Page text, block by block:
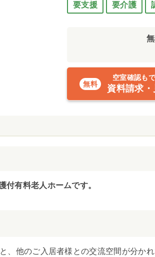
要支援 要介護
空室確認も
資料請求
付有料老人ホームです。
、他のご入居者様との交流空間が分か